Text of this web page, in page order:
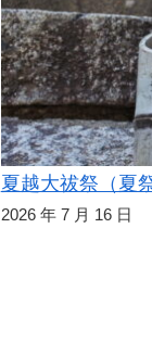
夏越大祓祭（夏
2026 年 7 月 16 日